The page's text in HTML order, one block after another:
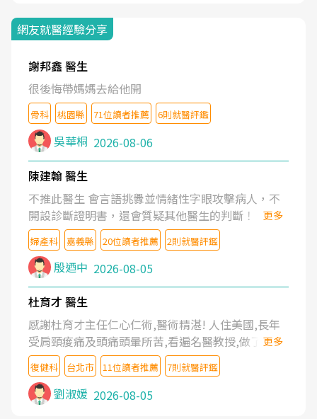
網友就醫經驗分享
謝邦鑫 醫生
很後悔帶媽媽去給他開
骨科 桃園縣 71位讀者推薦 6則就醫評鑑
吳華桐 2026-08-06
陳建翰 醫生
不推此醫生 會言語挑釁並情緒性字眼攻擊病人，不
開設診斷證明書，還會質疑其他醫生的判斷！
更多
婦產科 嘉義縣 20位讀者推薦 2則就醫評鑑
殷迺中 2026-08-05
杜育才 醫生
感謝杜育才主任仁心仁術,醫術精湛! 人住美國,長年
受肩頸痠痛及頭痛頭暈所苦,看遍名醫教授,做了各種
檢查,也嘗試過西醫打針,中醫針灸及物理徒手治療都
沒有用,後來連吃到嗎啡類止痛藥都效果有限,只是壓
症狀,沒多久就痛起來,多年失眠嚴重影響生活品質.
台灣親友介紹忠孝醫院杜育才主任是頸頭症候群專
更多
復健科 台北市 11位讀者推薦 7則就醫評鑑
劉淑媛 2026-08-05